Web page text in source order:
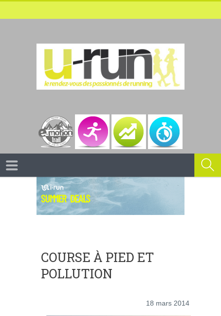
COURSE À PIED ET
POLLUTION
18 mars 2014